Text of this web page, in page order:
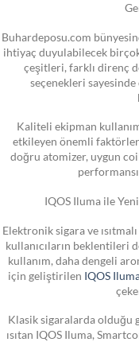
Buhardeposu.com
ihtiyaç duyulabilecek
çeşitleri, farklı direnç
seçenekleri sayesinde
Kaliteli ekipman
etkileyen önemli
doğru atomizer, uygun
IQOS Iluma ile
Elektronik sigara ve
kullanıcıların beklentileri
kullanım, daha dengeli
için geliştirilen IQOS
Klasik sigaralarda olduğu
ısıtan IQOS Iluma,